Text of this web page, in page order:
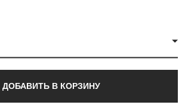
ДОБАВИТЬ В КОРЗИНУ